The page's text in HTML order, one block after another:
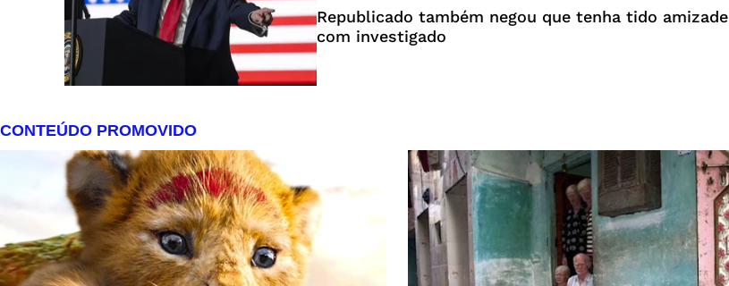
Republicado também negou que tenha tido amizade
com investigado